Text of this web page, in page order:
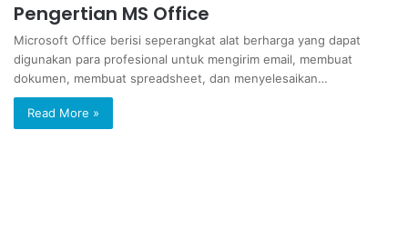
Pengertian MS Office
Microsoft Office berisi seperangkat alat berharga yang dapat
digunakan para profesional untuk mengirim email, membuat
dokumen, membuat spreadsheet, dan menyelesaikan…
Read More »